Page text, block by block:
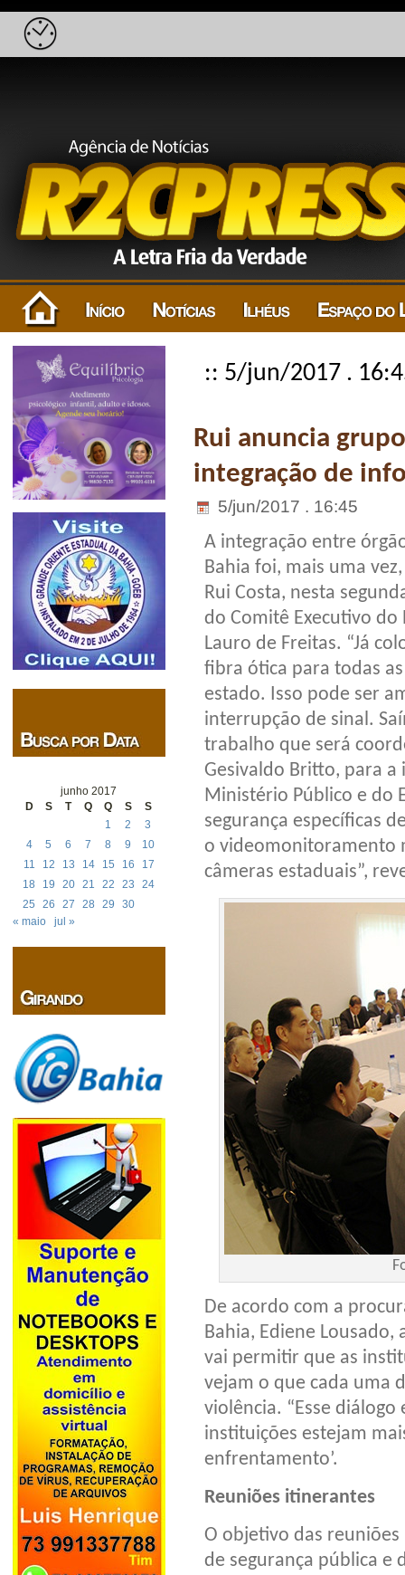
junho 2017
D
S T Q Q S
S
1
2
3
4
5 6 7 8 9
10
11
12 13 14 15 16
17
18
19 20 21 22 23
24
25
26 27 28 29
30
« maio
jul »
:: 5/jun/2017 .
Rui anuncia
integração de
5/jun/2017 . 16:45
A integração entre
Bahia foi, mais uma
Rui Costa, nesta
do Comitê Executivo do
Lauro de Freitas. “Já
fibra ótica para todas
estado. Isso pode ser
interrupção de sinal.
trabalho que será
Gesivaldo Britto, para a
Ministério Público e do
segurança específicas
o videomonitoramento
câmeras estaduais”,
De acordo com a
Bahia, Ediene
vai permitir que as
vejam o que cada uma
violência. “Esse
instituições estejam
enfrentamento’.
Reuniões itinerantes
O objetivo das
de segurança pública e